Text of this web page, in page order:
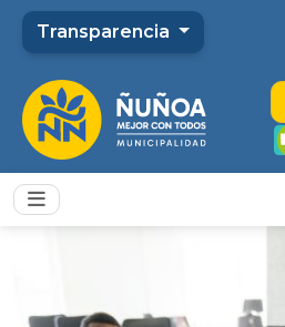
Transparencia